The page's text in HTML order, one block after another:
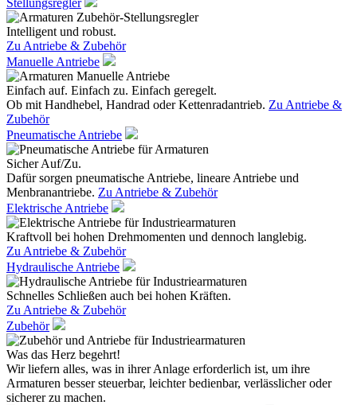
Stellungsregler
Intelligent und robust.
Zu Antriebe & Zubehör
Manuelle Antriebe
Einfach auf. Einfach zu. Einfach geregelt.
Ob mit Handhebel, Handrad oder Kettenradantrieb. Zu Antriebe &
Zubehör
Pneumatische Antriebe
Sicher Auf/Zu.
Dafür sorgen pneumatische Antriebe, lineare Antriebe und
Menbranantriebe. Zu Antriebe & Zubehör
Elektrische Antriebe
Kraftvoll bei hohen Drehmomenten und dennoch langlebig.
Zu Antriebe & Zubehör
Hydraulische Antriebe
Schnelles Schließen auch bei hohen Kräften.
Zu Antriebe & Zubehör
Zubehör
Was das Herz begehrt!
Wir liefern alles, was in ihrer Anlage erforderlich ist, um ihre
Armaturen besser steuerbar, leichter bedienbar, verlässlicher oder
sicherer zu machen.